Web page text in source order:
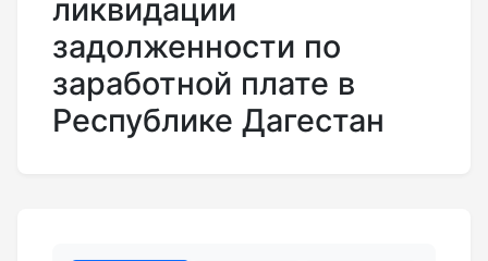
ликвидации
задолженности по
заработной плате в
Республике Дагестан